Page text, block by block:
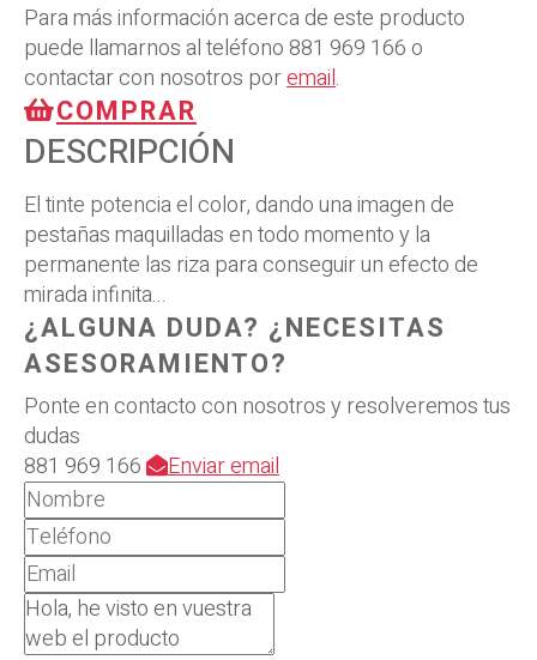
Para más información acerca de este producto
puede llamarnos al teléfono881 969 166o
contactar con nosotros poremail.
COMPRAR
DESCRIPCIÓN
El tinte potencia el color, dando una imagen de
pestañas maquilladas en todo momento y la
permanente las riza para conseguir un efecto de
mirada infinita...
¿ALGUNA DUDA? ¿NECESITAS
ASESORAMIENTO?
Ponte en contacto con nosotros y resolveremos tus
dudas
881 969 166
Enviar email